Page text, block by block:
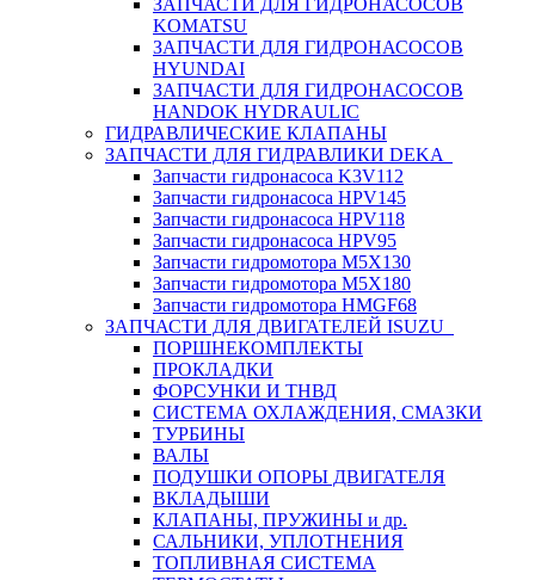
ЗАПЧАСТИ ДЛЯ ГИДРОНАСОСОВ
KOMATSU
ЗАПЧАСТИ ДЛЯ ГИДРОНАСОСОВ
HYUNDAI
ЗАПЧАСТИ ДЛЯ ГИДРОНАСОСОВ
HANDOK HYDRAULIC
ГИДРАВЛИЧЕСКИЕ КЛАПАНЫ
ЗАПЧАСТИ ДЛЯ ГИДРАВЛИКИ DEKA
Запчасти гидронасоса K3V112
Запчасти гидронасоса HPV145
Запчасти гидронасоса HPV118
Запчасти гидронасоса HPV95
Запчасти гидромотора M5X130
Запчасти гидромотора M5X180
Запчасти гидромотора HMGF68
ЗАПЧАСТИ ДЛЯ ДВИГАТЕЛЕЙ ISUZU
ПОРШНЕКОМПЛЕКТЫ
ПРОКЛАДКИ
ФОРСУНКИ И ТНВД
СИСТЕМА ОХЛАЖДЕНИЯ, СМАЗКИ
ТУРБИНЫ
ВАЛЫ
ПОДУШКИ ОПОРЫ ДВИГАТЕЛЯ
ВКЛАДЫШИ
КЛАПАНЫ, ПРУЖИНЫ и др.
САЛЬНИКИ, УПЛОТНЕНИЯ
ТОПЛИВНАЯ СИСТЕМА